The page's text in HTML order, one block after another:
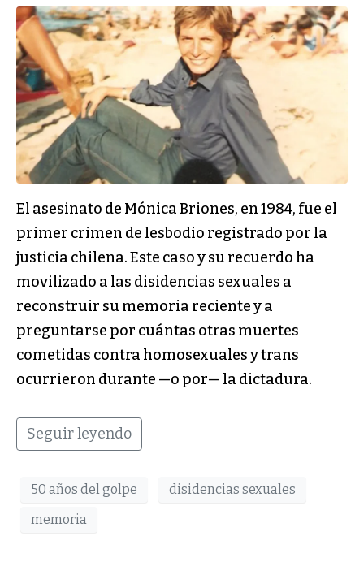
El asesinato de Mónica Briones, en 1984, fue el
primer crimen de lesbodio registrado por la
justicia chilena. Este caso y su recuerdo ha
movilizado a las disidencias sexuales a
reconstruir su memoria reciente y a
preguntarse por cuántas otras muertes
cometidas contra homosexuales y trans
ocurrieron durante —o por— la dictadura.
Seguir leyendo
50 años del golpe
disidencias sexuales
memoria